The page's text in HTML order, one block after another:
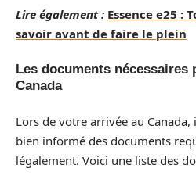
Lire également : Essence e25 :
savoir avant de faire le plein
Les documents nécessaires
Canada
Lors de votre arrivée au
bien informé des documents
légalement. Voici une liste des